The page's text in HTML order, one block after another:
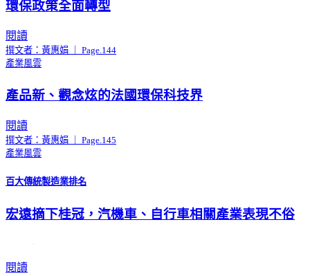
環保政策全面轉型
閱讀
撰文者：黃惠娟 ｜ Page.144
產業風雲
產品新、觀念炫的法國環保科技界
閱讀
撰文者：黃惠娟 ｜ Page.145
產業風雲
百大傳統製造業排名
宏遠摘下桂冠，汽機車、自行車相關產業表現不俗
閱讀